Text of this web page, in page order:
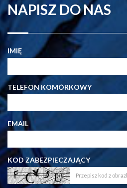
NAPISZ DO NAS
IMIĘ
TELEFON KOMÓRKOWY
EMAIL
KOD ZABEZPIECZAJĄCY